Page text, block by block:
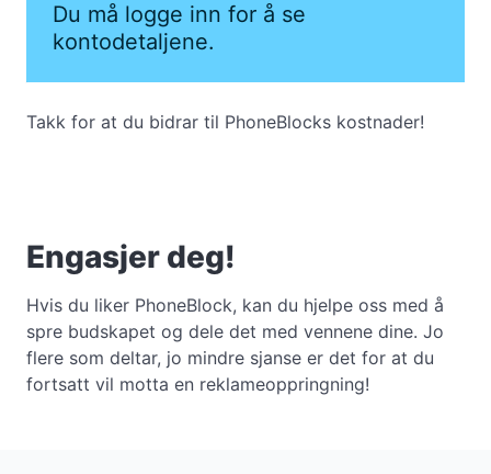
Du må logge inn for å se
kontodetaljene.
Takk for at du bidrar til PhoneBlocks kostnader!
Engasjer deg!
Hvis du liker PhoneBlock, kan du hjelpe oss med å
spre budskapet og dele det med vennene dine. Jo
flere som deltar, jo mindre sjanse er det for at du
fortsatt vil motta en reklameoppringning!